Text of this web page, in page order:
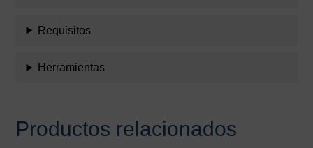
Requisitos
Herramientas
Productos relacionados